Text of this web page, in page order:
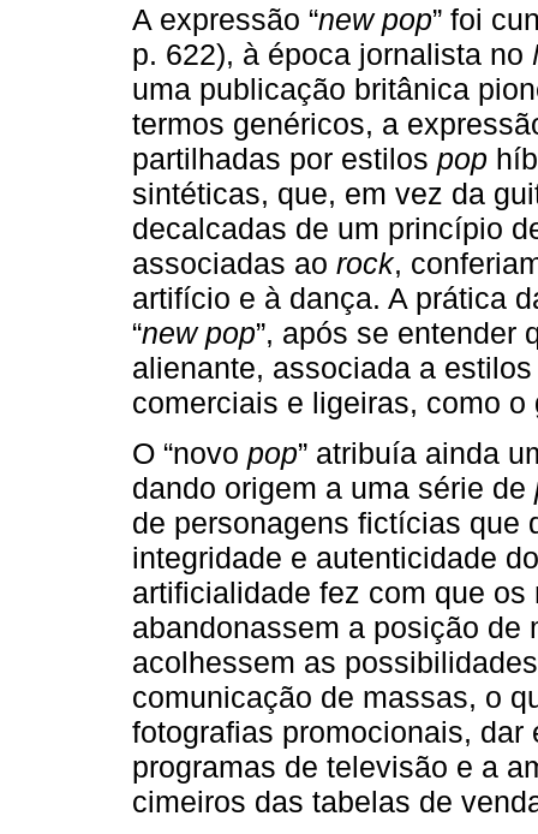
A expressão “new pop” foi
p. 622), à época jornalista no
uma publicação britânica
termos genéricos, a
partilhadas por estilos pop
sintéticas, que, em vez da
decalcadas de um princípio
associadas ao rock,
artifício e à dança. A prática
“new pop”, após se entender
alienante, associada a
comerciais e ligeiras, como o
O “novo pop” atribuía ainda
dando origem a uma série de
de personagens fictícias que
integridade e autenticidade
artificialidade fez com que
abandonassem a posição
acolhessem as
comunicação de massas, o
fotografias promocionais,
programas de televisão e a
cimeiros das tabelas de